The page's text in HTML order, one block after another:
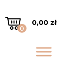
0
0,00 zł